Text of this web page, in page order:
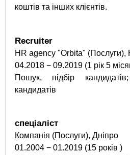
коштів та інших клієнтів.
Recruiter
HR agency "Orbita" (Послуги),
04.2018 − 09.2019 (1 рік 5
Пошук, підбір
кандидатів
спеціаліст
Компанія (Послуги), Дніпро
01.2004 − 01.2019 (15 років )